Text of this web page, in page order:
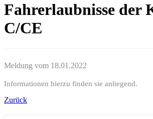
Fahrerlaubnisse der
C/CE
Meldung vom 18.01.2022
Informationen hierzu finden sie anliegend.
Zurück